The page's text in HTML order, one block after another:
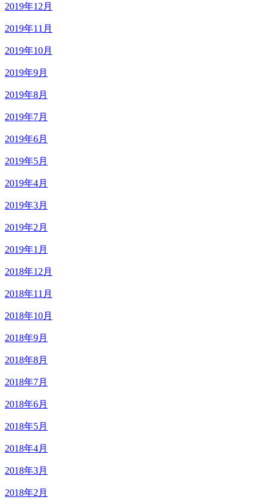
2019年12月
2019年11月
2019年10月
2019年9月
2019年8月
2019年7月
2019年6月
2019年5月
2019年4月
2019年3月
2019年2月
2019年1月
2018年12月
2018年11月
2018年10月
2018年9月
2018年8月
2018年7月
2018年6月
2018年5月
2018年4月
2018年3月
2018年2月